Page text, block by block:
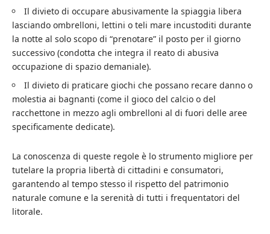
Il divieto di occupare abusivamente la spiaggia libera
lasciando ombrelloni, lettini o teli mare incustoditi durante
la notte al solo scopo di “prenotare” il posto per il giorno
successivo (condotta che integra il reato di abusiva
occupazione di spazio demaniale).
Il divieto di praticare giochi che possano recare danno o
molestia ai bagnanti (come il gioco del calcio o del
racchettone in mezzo agli ombrelloni al di fuori delle aree
specificamente dedicate).
La conoscenza di queste regole è lo strumento migliore per
tutelare la propria libertà di cittadini e consumatori,
garantendo al tempo stesso il rispetto del patrimonio
naturale comune e la serenità di tutti i frequentatori del
litorale.